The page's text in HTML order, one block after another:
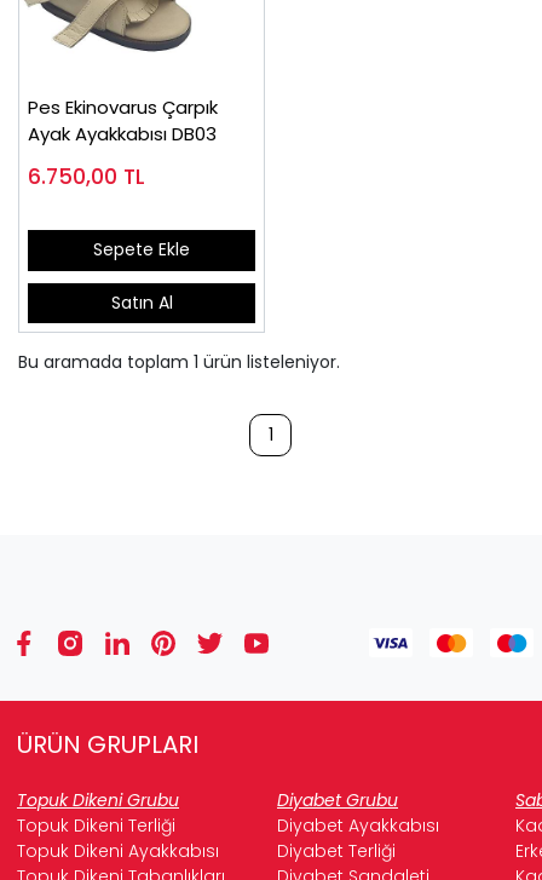
Pes Ekinovarus Çarpık
Ayak Ayakkabısı DB03
6.750,00 TL
Sepete Ekle
Satın Al
Bu aramada toplam 1 ürün listeleniyor.
1
ÜRÜN GRUPLARI
Topuk Dikeni Grubu Diyabet Grubu
Topuk Dikeni Terliği
Diyabet Ayakkabısı
Topuk Dikeni Ayakkabısı
Diyabet Terliği